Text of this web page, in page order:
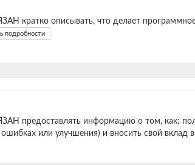
кратко описывать, что делает
подробности
предоставлять информацию о том, как:
или улучшения) и вносить свой вклад